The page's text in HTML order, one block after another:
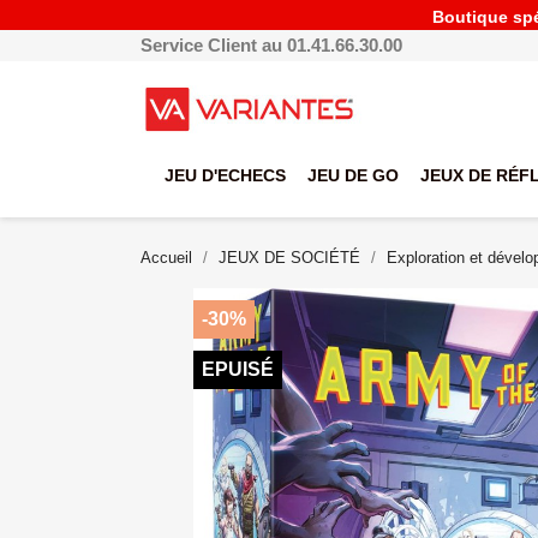
Boutique
Service Client au 01.41.66.30.00
JEU D'ECHECS JEU DE GO JEUX DE
Accueil JEUX DE SOCIÉTÉ Exploration et
-30%
EPUISÉ